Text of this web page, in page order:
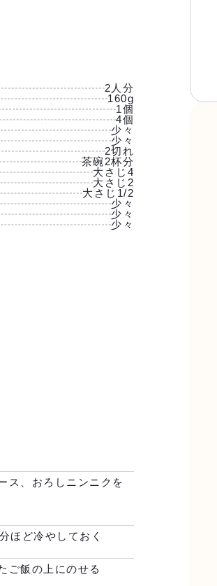
2人分
160g
1個
4個
少々
少々
2切れ
茶碗2杯分
大さじ4
大さじ2
大さじ1/2
少々
少々
少々
ス、おろしニンニクを
ほど冷やしておく
飯の上にのせる